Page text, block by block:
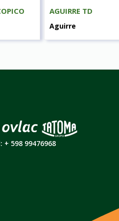
AGUIRRE TD
Aguirre
598 99476968